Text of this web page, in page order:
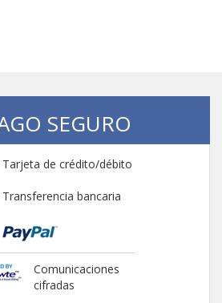
SEGURO
Tarjeta de crédito/débito
Transferencia bancaria
Comunicaciones
cifradas